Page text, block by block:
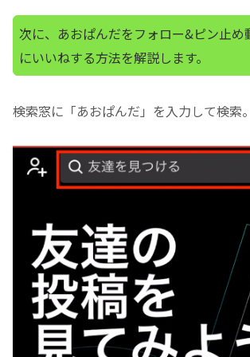
次に、あおぱんだをフォロー&ピン止め
にいいねする方法を解説します。
検索窓に「あおぱんだ」を入力して検索。